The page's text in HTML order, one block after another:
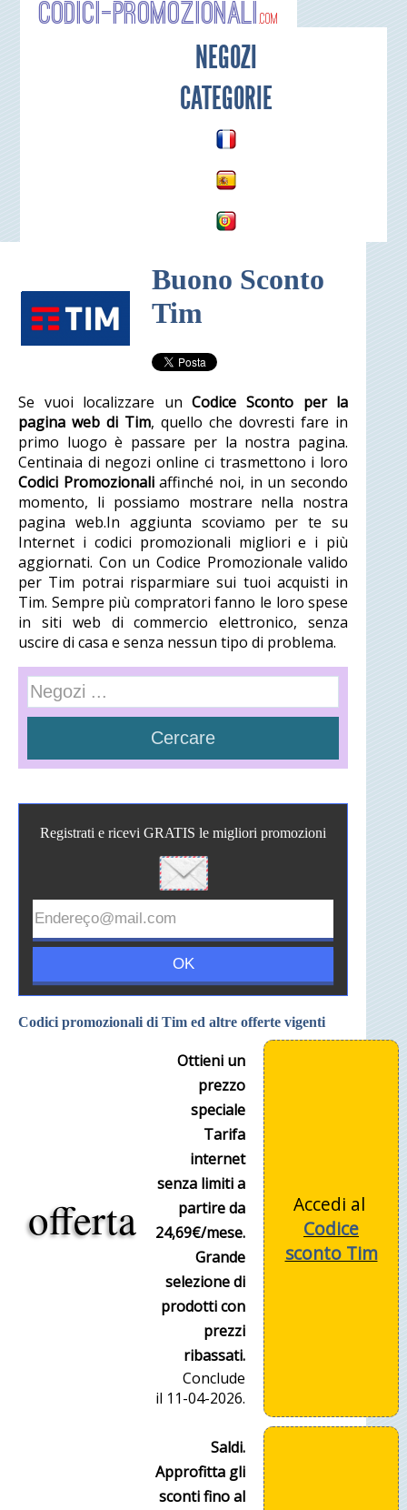
Codici-
NEGOZI
CATEGORIE
Buono Sconto
Tim
Se vuoi localizzare unCodice Sconto per la
pagina web di Tim, quello che dovresti fare in
primo luogo è passare per la nostra pagina.
Centinaia di negozi online ci trasmettono i loro
Codici Promozionaliaffinché noi, in un secondo
momento, li possiamo mostrare nella nostra
pagina web.In aggiunta scoviamo per te su
Internet i codici promozionali migliori e i più
aggiornati. Con un Codice Promozionale valido
per Tim potrai risparmiare sui tuoi acquisti in
Tim. Sempre più compratori fanno le loro spese
in siti web di commercio elettronico, senza
uscire di casa e senza nessun tipo di problema.
Registrati e ricevi GRATIS le migliori promozioni
Codici promozionali di Tim ed altre offerte vigenti
offerta
Ottieni un
prezzo
speciale
Tarifa
internet
senza limiti a
partire da
24,69€/mese.
Grande
selezione di
prodotti con
prezzi
ribassati.
Conclude
il 11-04-2026.
Accedi al
Codice
sconto Tim
Saldi.
Approfitta gli
sconti fino al